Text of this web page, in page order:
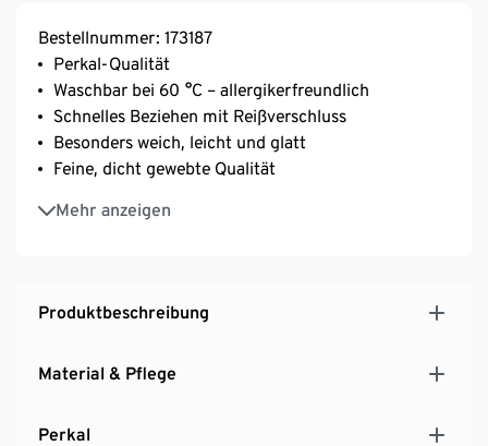
Bestellnummer: 173187
Perkal-Qualität
Waschbar bei 60 °C – allergikerfreundlich
Schnelles Beziehen mit Reißverschluss
Besonders weich, leicht und glatt
Feine, dicht gewebte Qualität
Mehr anzeigen
Temperaturausgleichend und saugfähig
Aus Baumwolle
Produktbeschreibung
Material & Pflege
Perkal